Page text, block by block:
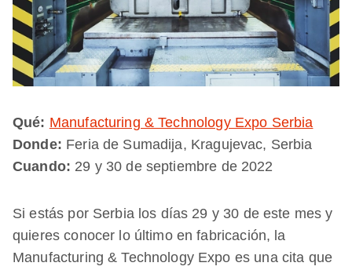
Qué: Manufacturing & Technology Expo Serbia
Donde: Feria de Sumadija, Kragujevac, Serbia
Cuando: 29 y 30 de septiembre de 2022
Si estás por Serbia los días 29 y 30 de este mes y
quieres conocer lo último en fabricación, la
Manufacturing & Technology Expo es una cita que